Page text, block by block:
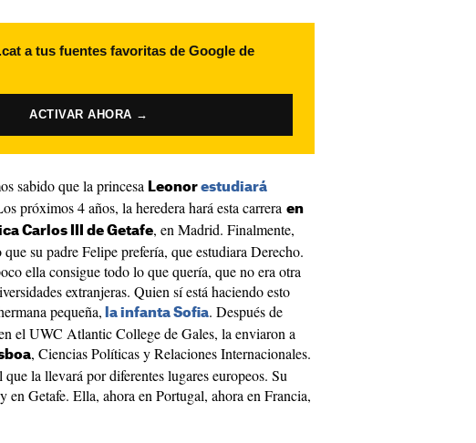
a tus fuentes favoritas de Google de
ACTIVAR AHORA →
sabido que la princesa Leonor estudiará
próximos 4 años, la heredera hará esta carrera en
Carlos III de Getafe, en Madrid. Finalmente,
su padre Felipe prefería, que estudiara Derecho.
ella consigue todo lo que quería, que no era otra
extranjeras. Quien sí está haciendo esto
pequeña, la infanta Sofia. Después de
el UWC Atlantic College de Gales, la enviaron a
, Ciencias Políticas y Relaciones Internacionales.
la llevará por diferentes lugares europeos. Su
en Getafe. Ella, ahora en Portugal, ahora en Francia,